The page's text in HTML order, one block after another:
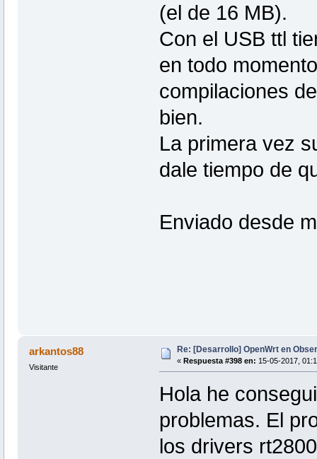
(el de 16 MB).
Con el USB ttl
en todo
compilaciones
bien.
La primera vez
dale tiempo de
Enviado desde
arkantos88
Visitante
Re: [Desarrollo] OpenWrt en
« Respuesta #398 en: 15-05-2017,
Hola he
problemas. El
los drivers